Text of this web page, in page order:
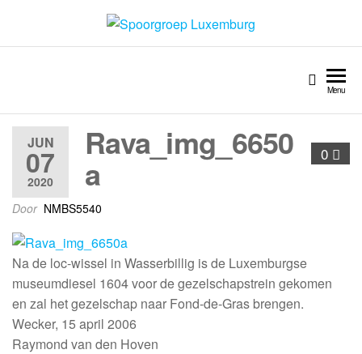
Spoorgroep Luxemburg
Menu
JUN
07
2020
0
Rava_img_6650
a
Door NMBS5540
Na de loc-wissel in Wasserbillig is de Luxemburgse
museumdiesel 1604 voor de gezelschapstrein gekomen
en zal het gezelschap naar Fond-de-Gras brengen.
Wecker, 15 april 2006
Raymond van den Hoven